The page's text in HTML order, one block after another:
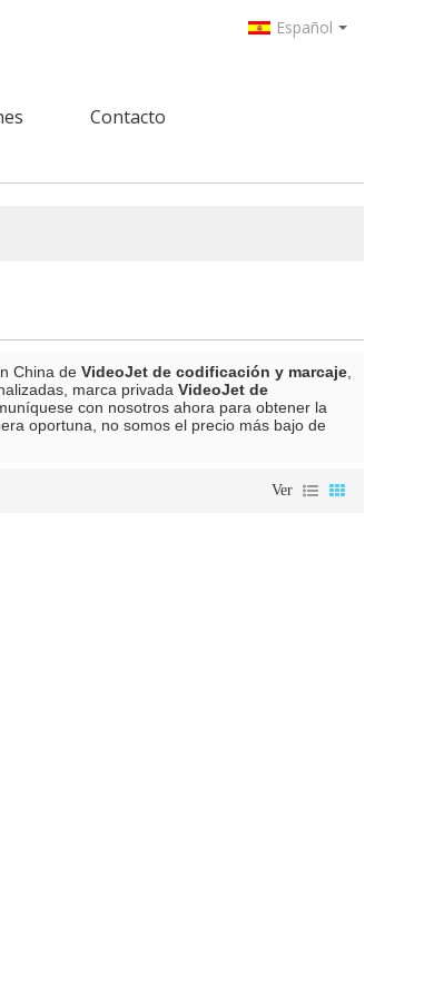
Español
Contacto
China de VideoJet de codificación y marcaje
marca privada VideoJet de
con nosotros ahora para obtener la
oportuna, no somos el precio más bajo de
Ver